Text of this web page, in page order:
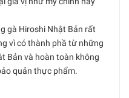
gà Hiroshi Nhật Bản rất
vì có thành phầ từ những
Bản và hoàn toàn không
quản thực phẩm.